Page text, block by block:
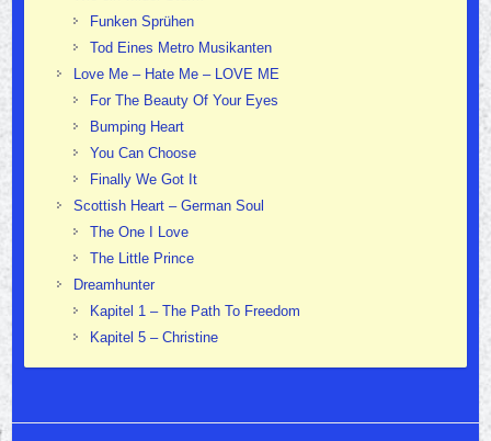
Funken Sprühen
Tod Eines Metro Musikanten
Love Me – Hate Me – LOVE ME
For The Beauty Of Your Eyes
Bumping Heart
You Can Choose
Finally We Got It
Scottish Heart – German Soul
The One I Love
The Little Prince
Dreamhunter
Kapitel 1 – The Path To Freedom
Kapitel 5 – Christine